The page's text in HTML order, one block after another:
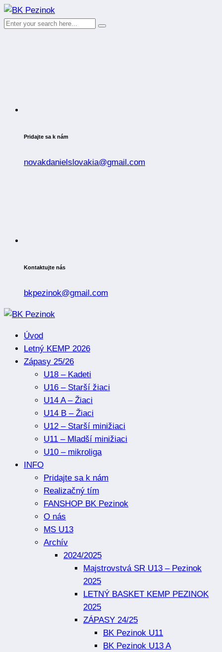
Pridajte sa k nám
novakdanielslovakia@gmail.com
Kontaktujte nás
bkpezinok@gmail.com
Úvod
Letný KEMP 2026
Zápasy 25/26
U18 – Kadeti
U16 – Starší žiaci
U14 A – Žiaci
U14 B – Žiaci
U12 – Starší minižiaci
U11 – Mladší minižiaci
U10 – mikroliga
INFO
Pridajte sa k nám
Realizačný tím
FANSHOP BK Pezinok
O nás
MS U13
Archív
2024/2025
Majstrovstvá SR U13 – Pezinok
2025
LETNÝ BASKET KEMP PEZINOK
2025
ZÁPASY 24/25
BK Pezinok U11
BK Pezinok U13 A